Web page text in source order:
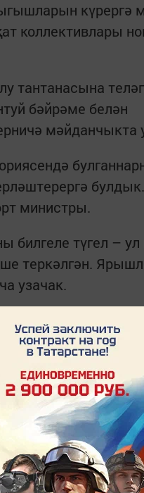
күрергә
коллективлары
тантанасына
бәйрәме белән
мәйданчыкта
министры.
билгеле түгел – ул
теркәлгән.
узачак.
– 380 нән
да иң
Кошкина,
һәм
ике тапкыр
Олимпия
өчен